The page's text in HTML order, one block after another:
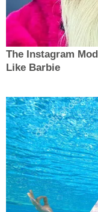
The Instagram
Like Barbie